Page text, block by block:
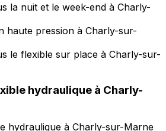
la nuit et le week-end à Charly-
haute pression à Charly-sur-
le flexible sur place à Charly-sur-
hydraulique à Charly-
hydraulique à Charly-sur-Marne